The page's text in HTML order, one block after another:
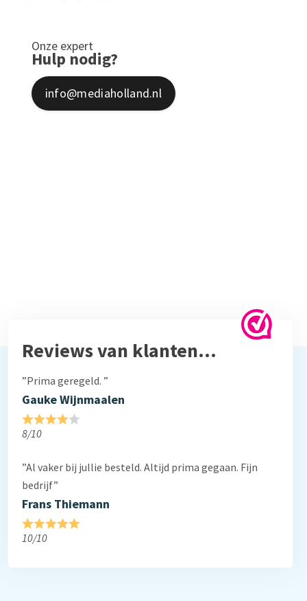
Onze expert
Hulp nodig?
info@mediaholland.nl
Reviews van klanten…
”Prima geregeld. ”
Gauke Wijnmaalen
8/10
”Al vaker bij jullie besteld. Altijd prima gegaan. Fijn
bedrijf”
Frans Thiemann
10/10